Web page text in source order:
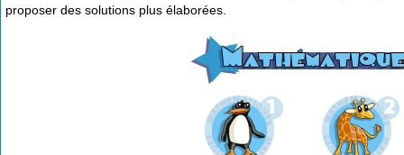
proposer des solutions plus élaborées.